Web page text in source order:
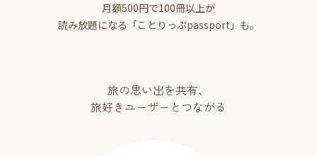
月額500円で100冊以上が
読み放題になる「ことりっぷpassport」も。
旅の思い出を共有、
旅好きユーザーとつながる